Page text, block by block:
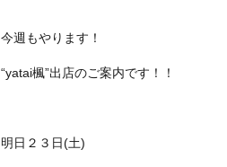
今週もやります！
“yatai楓”出店のご案内です！！
明日２３日(土)